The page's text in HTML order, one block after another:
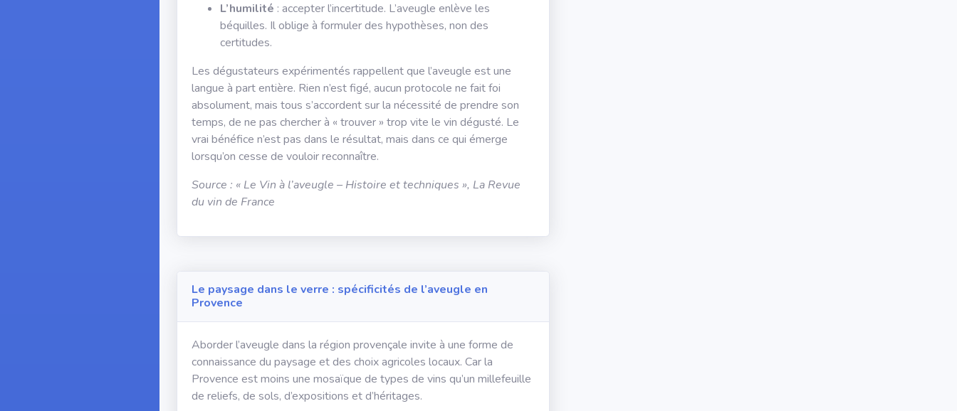
L’humilité : accepter l’incertitude. L’aveugle enlève les
béquilles. Il oblige à formuler des hypothèses, non des
certitudes.
Les dégustateurs expérimentés rappellent que l’aveugle est une
langue à part entière. Rien n’est figé, aucun protocole ne fait foi
absolument, mais tous s’accordent sur la nécessité de prendre son
temps, de ne pas chercher à « trouver » trop vite le vin dégusté. Le
vrai bénéfice n’est pas dans le résultat, mais dans ce qui émerge
lorsqu’on cesse de vouloir reconnaître.
Source : « Le Vin à l’aveugle – Histoire et techniques », La Revue
du vin de France
Le paysage dans le verre : spécificités de l’aveugle en
Provence
Aborder l’aveugle dans la région provençale invite à une forme de
connaissance du paysage et des choix agricoles locaux. Car la
Provence est moins une mosaïque de types de vins qu’un millefeuille
de reliefs, de sols, d’expositions et d’héritages.